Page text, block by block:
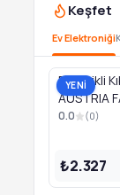
Keşfet
Ev Elektroniği
YENİ
Elektrikli
AUSTRIA
0.0 (0)
₺2.327